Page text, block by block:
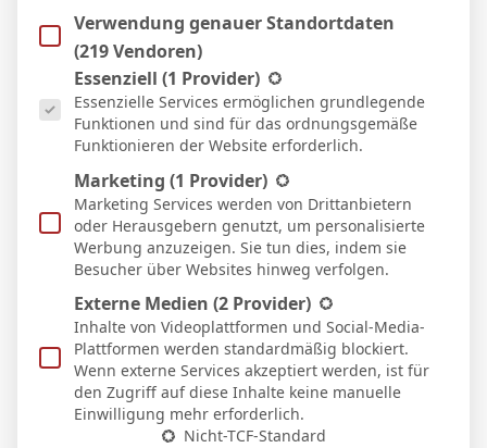
Auswärts
8 März 2026
Heim
S
2:0
2 März 2026
Auswärts
S
0:1
22 Feb. 2026
Heim
N
0:1
14`
14 Feb. 2026
Heim
S
2:1
8 Feb. 2026 S
0:2
Verwendung genauer Standortdaten
(219 Vendoren)
Es folgt eine Liste der Service-Gruppen, für die eine
Essenziell (1 Provider)
Essenzielle Services ermöglichen grundlegende
Funktionen und sind für das ordnungsgemäße
Funktionieren der Website erforderlich.
Marketing (1 Provider)
Marketing Services werden von Drittanbietern
oder Herausgebern genutzt, um personalisierte
Werbung anzuzeigen. Sie tun dies, indem sie
Besucher über Websites hinweg verfolgen.
Externe Medien (2 Provider)
Inhalte von Videoplattformen und Social-Media-
Plattformen werden standardmäßig blockiert.
Wenn externe Services akzeptiert werden, ist für
den Zugriff auf diese Inhalte keine manuelle
Einwilligung mehr erforderlich.
Nicht-TCF-Standard